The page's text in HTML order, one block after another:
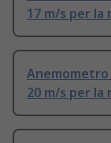
17 m/s per la
Anemometro
20 m/s per la